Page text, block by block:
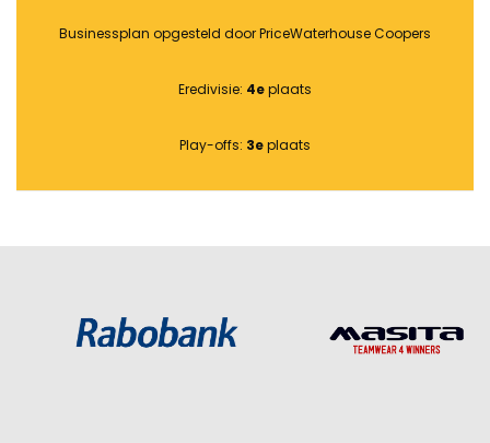
Businessplan opgesteld door PriceWaterhouse Coopers
Eredivisie: 4eplaats
Play-offs: 3eplaats